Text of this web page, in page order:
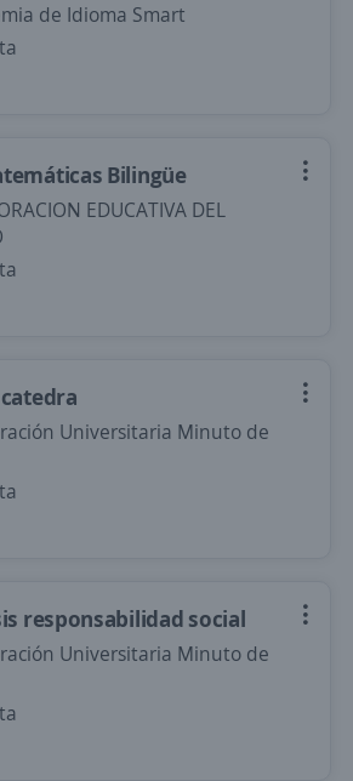
de Idioma Smart
Bilingüe
EDUCATIVA DEL
Universitaria Minuto de
responsabilidad social
Universitaria Minuto de